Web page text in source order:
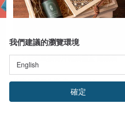
麻之葉和風擴香片精油禮盒 附紙袋
檜木居香氛生活 Cypress House
我們建議的瀏覽環境
確定